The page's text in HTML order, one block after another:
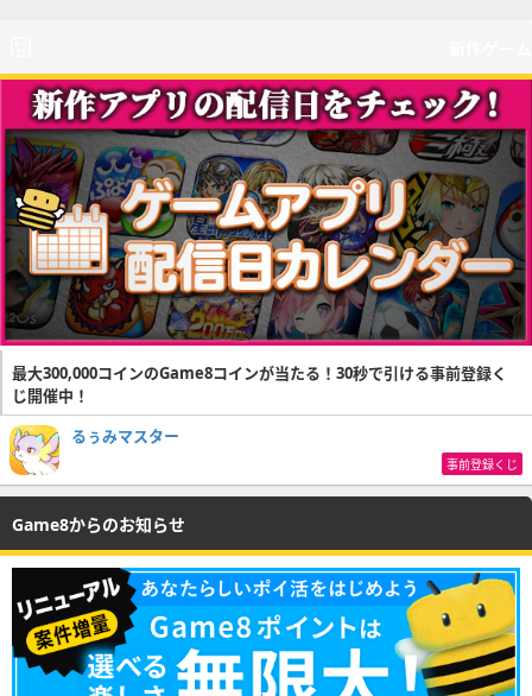
最大300,000コインのGame8コインが当たる！30秒で引ける事前登録く
じ開催中！
るぅみマスター
事前登録くじ
Game8からのお知らせ